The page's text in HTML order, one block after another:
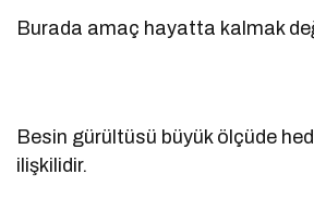
Burada amaç hayatta kalmak
Besin gürültüsü büyük ölçüde
ilişkilidir.